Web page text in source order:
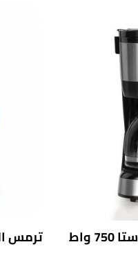
السيف محضرة قهوة لافاستا 750 واط
ترمس